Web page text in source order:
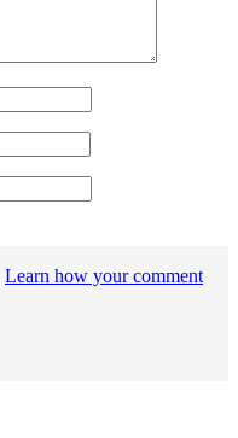
Learn how your comment